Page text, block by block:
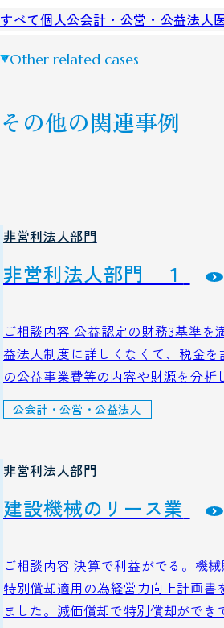
すべて個人公会計・公営・公益法人
その他の関連事例
Other related cases
非営利法人部門
非営利法人部門 １
ご相談内容 公益認定の財務3基準
益法人制度に詳しくなくて、税金
の公益事業費等の内容や財源を分
公会計・公営・公益法人
非営利法人部門
建設機械のリース業
ご相談内容 決算で利益がでる。機
特別償却適用の為経営力向上計画
ました。減価償却で特別償却がで